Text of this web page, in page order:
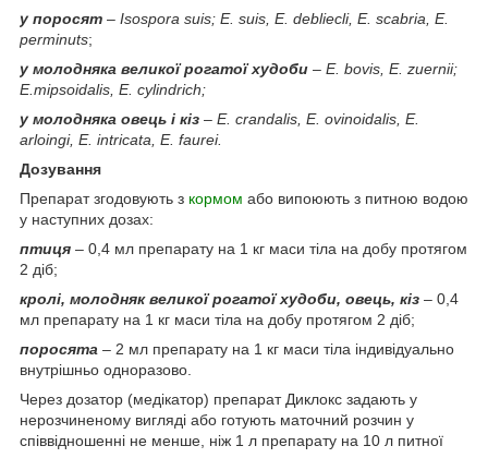
у поросят – Isospora suis; E. suis, E. debliecli, E. scabria, E.
perminuts;
у молодняка великої рогатої худоби – Е. bovis, E. zuernii;
E.mipsoidalis, E. cylindrich;
у молодняка овець і кіз – Е. crandalis, E. ovinoidalis, E.
arloingi, E. intricata, E. faurei.
Дозування
Препарат згодовують з кормом або випоюють з питною водою
у наступних дозах:
птиця – 0,4 мл препарату на 1 кг маси тіла на добу протягом
2 діб;
кролі, молодняк великої рогатої худоби, овець, кіз – 0,4
мл препарату на 1 кг маси тіла на добу протягом 2 діб;
поросята – 2 мл препарату на 1 кг маси тіла індивідуально
внутрішньо одноразово.
Через дозатор (медікатор) препарат Диклокс задають у
нерозчиненому вигляді або готують маточний розчин у
співвідношенні не менше, ніж 1 л препарату на 10 л питної